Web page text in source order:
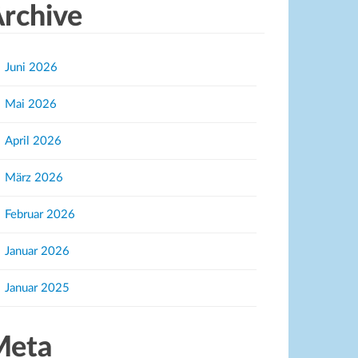
Juni 2026
Mai 2026
April 2026
März 2026
Februar 2026
Januar 2026
Januar 2025